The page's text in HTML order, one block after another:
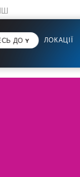
ДО Y ЛОКАЦІЇ